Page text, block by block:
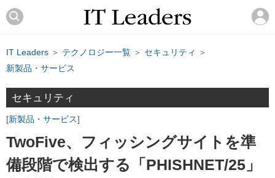
IT Leaders ＞ テクノロジー一覧 ＞ セキュリティ
＞
新製品・サービス
セキュリティ
新製品・サービス
TwoFive、フィッシングサイトを準
備段階で検出する「PHISHNET/25」